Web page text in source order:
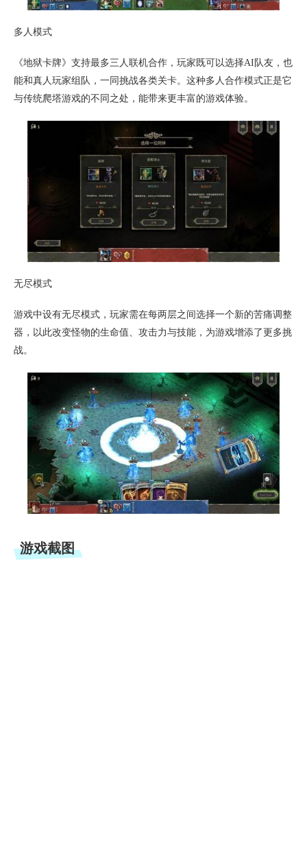
多人模式
《地狱卡牌》支持最多三人联机合作，玩家既可以选择AI队友，也
能和真人玩家组队，一同挑战各类关卡。这种多人合作模式正是它
与传统爬塔游戏的不同之处，能带来更丰富的游戏体验。
无尽模式
游戏中设有无尽模式，玩家需在每两层之间选择一个新的苦痛调整
器，以此改变怪物的生命值、攻击力与技能，为游戏增添了更多挑
战。
游戏截图